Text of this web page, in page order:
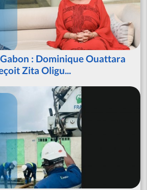
: Dominique Ouattara
Zita Oligu...